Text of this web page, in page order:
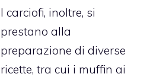
I carciofi, inoltre, si
prestano alla
preparazione di diverse
ricette, tra cui i muffin ai